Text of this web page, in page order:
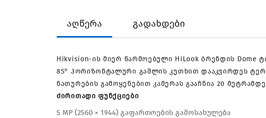
აღწერა გადახდები
Hikvision-ის მიერ წარმოებული HiLook ბრენდის Dome
85° ჰორიზონტალური გაშლის კუთხით დააკვირდეს
ნათურების გამოყენებით კამერას გააჩნია 20
ძირითადი ფუნქციები
5 MP (2560 × 1944) გაფართოების გამოსახულება